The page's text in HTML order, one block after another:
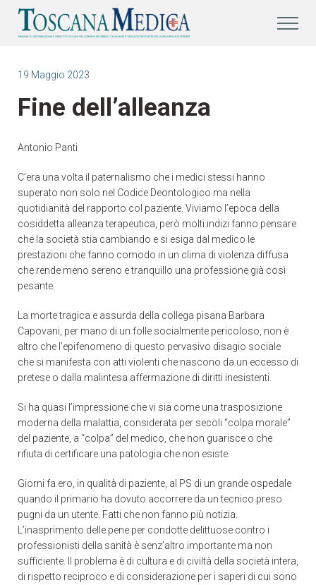
19 Maggio 2023
Fine dell’alleanza
Antonio Panti
C’era una volta il paternalismo che i medici stessi hanno
superato non solo nel Codice Deontologico ma nella
quotidianità del rapporto col paziente. Viviamo l’epoca della
cosiddetta alleanza terapeutica, però molti indizi fanno pensare
che la società stia cambiando e si esiga dal medico le
prestazioni che fanno comodo in un clima di violenza diffusa
che rende meno sereno e tranquillo una professione già così
pesante.
La morte tragica e assurda della collega pisana Barbara
Capovani, per mano di un folle socialmente pericoloso, non è
altro che l’epifenomeno di questo pervasivo disagio sociale
che si manifesta con atti violenti che nascono da un eccesso di
pretese o dalla malintesa affermazione di diritti inesistenti.
Si ha quasi l’impressione che vi sia come una trasposizione
moderna della malattia, considerata per secoli “colpa morale”
del paziente, a “colpa” del medico, che non guarisce o che
rifiuta di certificare una patologia che non esiste.
Giorni fa ero, in qualità di paziente, al PS di un grande ospedale
quando il primario ha dovuto accorrere da un tecnico preso
pugni da un utente. Fatti che non fanno più notizia.
L’inasprimento delle pene per condotte delittuose contro i
professionisti della sanità è senz’altro importante ma non
sufficiente. Il problema è di cultura e di civiltà della società intera,
di rispetto reciproco e di considerazione per i saperi di cui sono